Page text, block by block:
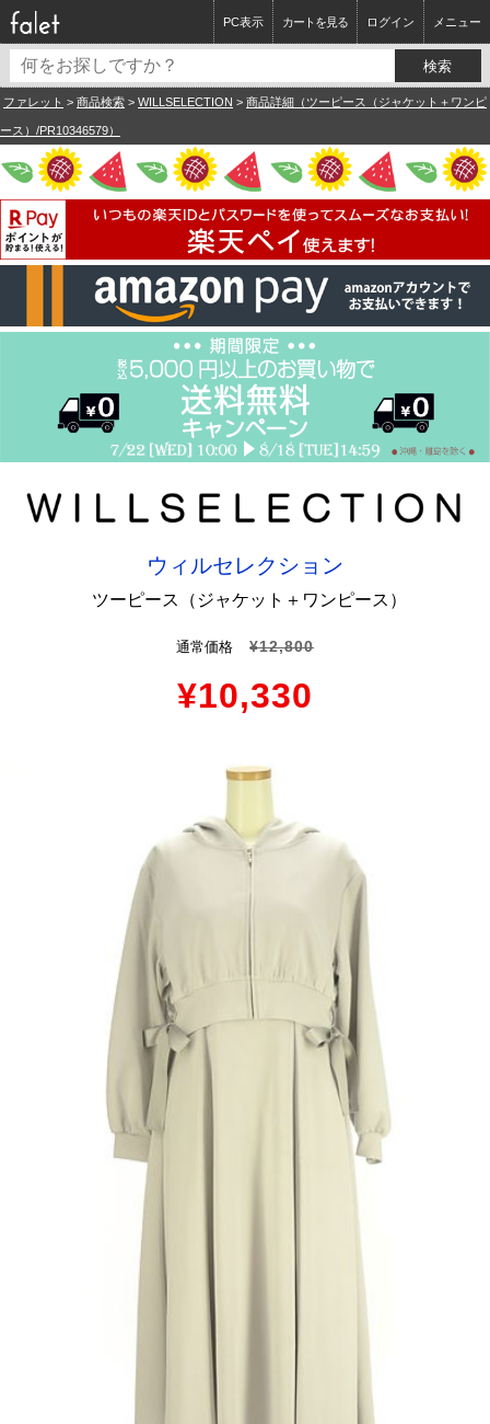
ログイン メニュー
カートを見る
PC表示
ファレット > 商品検索 > WILLSELECTION > 商品詳細（ツーピース（ジャケット＋ワンピ
ース）/PR10346579）
ウィルセレクション
ツーピース（ジャケット＋ワンピース）
通常価格 ¥12,800
¥10,330